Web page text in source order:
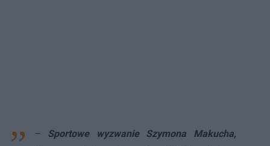
– Sportowe wyzwanie Szymona Makucha,